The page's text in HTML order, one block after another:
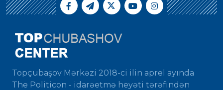
Topçubaşov Mərkəzi 2018-ci ilin aprel ayında
The Politicon - idarəetmə heyəti tərəfindən